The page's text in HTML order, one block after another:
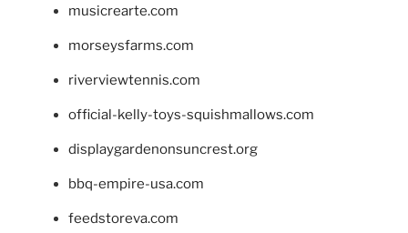
musicrearte.com
morseysfarms.com
riverviewtennis.com
official-kelly-toys-squishmallows.com
displaygardenonsuncrest.org
bbq-empire-usa.com
feedstoreva.com